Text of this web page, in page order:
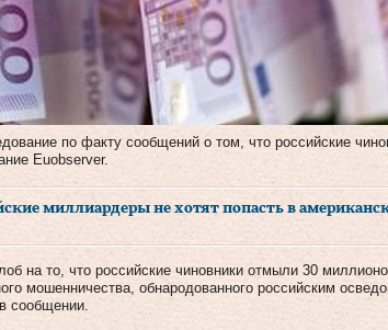
по факту сообщений о том, что российские
Еuobserver.
миллиардеры не хотят попасть в
на то, что российские чиновники отмыли 30
мошенничества, обнародованного российским
сообщении.